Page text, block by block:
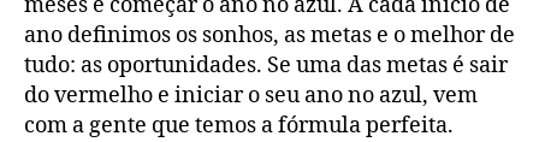
meses e começar o ano no azul. A cada início de
ano definimos os sonhos, as metas e o melhor de
tudo: as oportunidades. Se uma das metas é sair
do vermelho e iniciar o seu ano no azul, vem
com a gente que temos a fórmula perfeita.